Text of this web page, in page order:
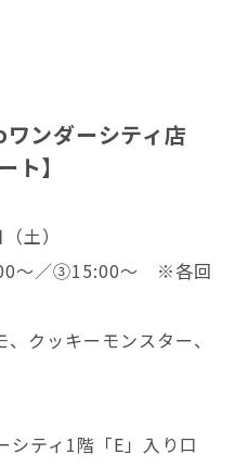
ンダーシティ店
ト】
土）
～／③15:00～ ※各回
クッキーモンスター、
ティ1階「E」入り口